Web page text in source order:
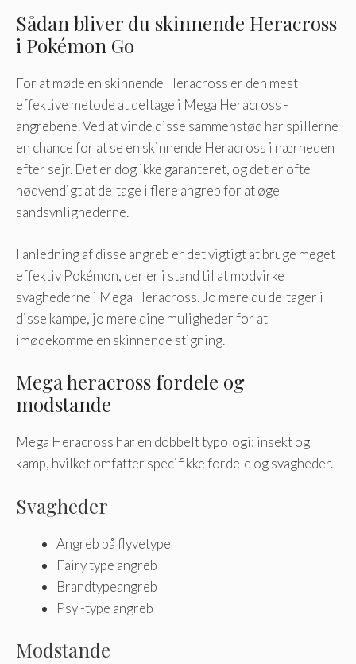
Sådan bliver du skinnende Heracross
i Pokémon Go
For at møde en skinnende Heracross er den mest
effektive metode at deltage i Mega Heracross -
angrebene. Ved at vinde disse sammenstød har spillerne
en chance for at se en skinnende Heracross i nærheden
efter sejr. Det er dog ikke garanteret, og det er ofte
nødvendigt at deltage i flere angreb for at øge
sandsynlighederne.
I anledning af disse angreb er det vigtigt at bruge meget
effektiv Pokémon, der er i stand til at modvirke
svaghederne i Mega Heracross. Jo mere du deltager i
disse kampe, jo mere dine muligheder for at
imødekomme en skinnende stigning.
Mega heracross fordele og
modstande
Mega Heracross har en dobbelt typologi: insekt og
kamp, ​​hvilket omfatter specifikke fordele og svagheder.
Svagheder
Angreb på flyvetype
Fairy type angreb
Brandtypeangreb
Psy -type angreb
Modstande